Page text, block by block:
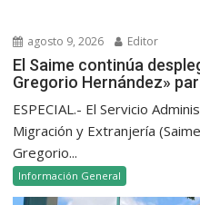
agosto 9, 2026 Editor
El Saime continúa
Gregorio Hernández»
ESPECIAL.- El Servicio
Migración y Extranjería
Gregorio...
Información General